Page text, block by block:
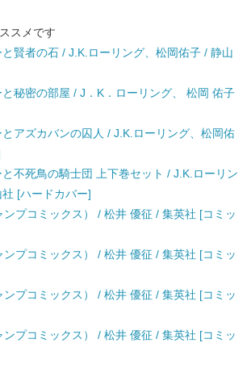
スメです
賢者の石 / J.K.ローリング、松岡佑子 / 静山
秘密の部屋 / J．K．ローリング、 松岡 佑子
アズカバンの囚人 / J.K.ローリング、松岡佑
不死鳥の騎士団 上下巻セット / J.K.ローリン
[ハードカバー]
プコミックス） / 松井 優征 / 集英社 [コミッ
プコミックス） / 松井 優征 / 集英社 [コミッ
プコミックス） / 松井 優征 / 集英社 [コミッ
プコミックス） / 松井 優征 / 集英社 [コミッ